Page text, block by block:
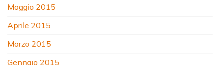
Maggio 2015
Aprile 2015
Marzo 2015
Gennaio 2015